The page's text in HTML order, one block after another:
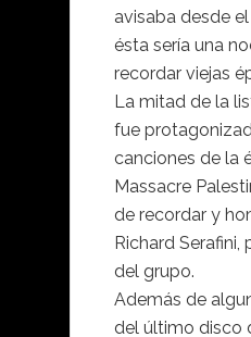
avisaba desde
ésta sería una
recordar viejas
La mitad de la
fue
canciones de la
Massacre
de recordar y
Richard
del grupo.
Además de
del último disco